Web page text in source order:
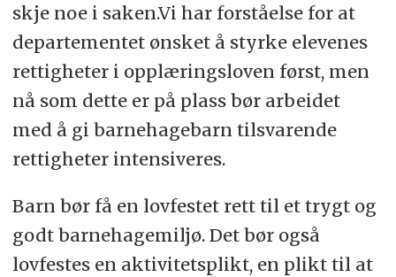
skje noe i saken.Vi har forståelse for at
departementet ønsket å styrke elevenes
rettigheter i opplæringsloven først, men
nå som dette er på plass bør arbeidet
med å gi barnehagebarn tilsvarende
rettigheter intensiveres.
Barn bør få en lovfestet rett til et trygt og
godt barnehagemiljø. Det bør også
lovfestes en aktivitetsplikt, en plikt til at